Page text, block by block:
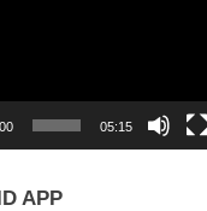
05:15
APP